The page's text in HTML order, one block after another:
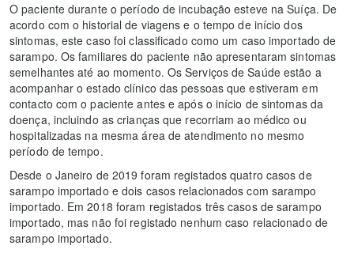
O paciente durante o período de incubação esteve na Suíça. De
acordo com o historial de viagens e o tempo de início dos
sintomas, este caso foi classificado como um caso importado de
sarampo. Os familiares do paciente não apresentaram sintomas
semelhantes até ao momento. Os Serviços de Saúde estão a
acompanhar o estado clínico das pessoas que estiveram em
contacto com o paciente antes e após o início de sintomas da
doença, incluindo as crianças que recorriam ao médico ou
hospitalizadas na mesma área de atendimento no mesmo
período de tempo.
Desde o Janeiro de 2019 foram registados quatro casos de
sarampo importado e dois casos relacionados com sarampo
importado. Em 2018 foram registados três casos de sarampo
importado, mas não foi registado nenhum caso relacionado de
sarampo importado.